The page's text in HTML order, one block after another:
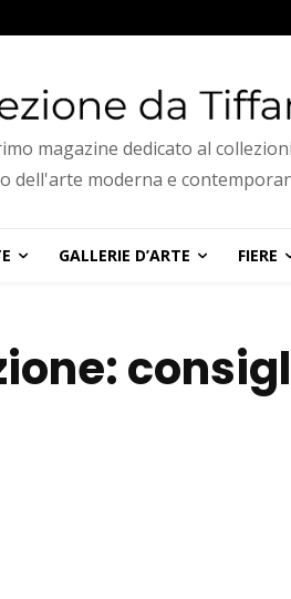
magazine dedicato al
dell'arte moderna e
GALLERIE D’ARTE FIERE